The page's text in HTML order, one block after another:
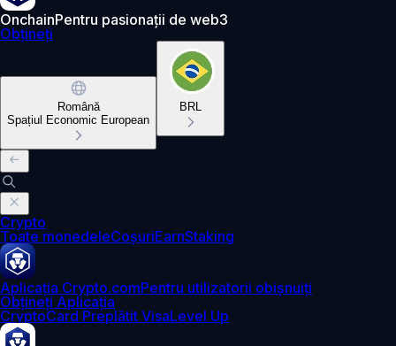
OnchainPentru pasionații de web3
Obțineți
Română
Spațiul Economic European
BRL
Crypto
Toate monedeleCoșuriEarnStaking
Aplicația Crypto.comPentru utilizatorii obișnuiți
Obțineți Aplicația
CryptoCard Preplătit VisaLevel Up